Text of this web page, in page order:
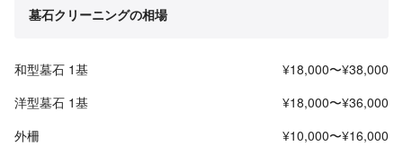
墓石クリーニングの相場
和型墓石 1基
¥18,000〜¥38,000
洋型墓石 1基
¥18,000〜¥36,000
外柵
¥10,000〜¥16,000